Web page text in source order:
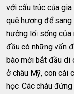
với cấu trúc của
quê hương để
hưởng lối sống của
đầu có những vấn
bào mới bắt đầu di
ở châu Mỹ, con cái
học. Các cháu